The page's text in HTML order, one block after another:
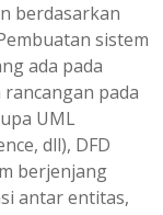
berdasarkan
sistem
ada pada
pada
UML
dll), DFD
berjenjang
antar entitas,